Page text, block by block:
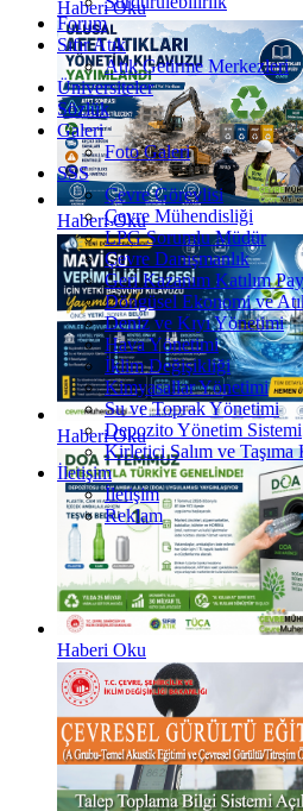
Haberi Oku
Haberi Oku
Haberi Oku
Haberi Oku
Forum
Sıfır Atık
Atık Getirme Merkezleri
Üniversiteler
Sözlük
Galeri
Foto Galeri
SSS
Çevre Görevlisi
Çevre Mühendisliği
LPG Sorumlu Müdür
Çevre Danışmanlık
Geri Kazanım Katılım
Döngüsel Ekonomi ve
Deniz ve Kıyı Yönetimi
Hava Yönetimi
İklim Değişikliği
Kimyasallar Yönetimi
Su ve Toprak Yönetimi
Depozito Yönetim Sistemi
Kirletici Salım ve Taşıma
İletişim
İletişim
Reklam